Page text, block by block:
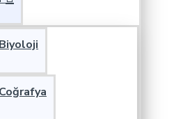
Biyoloji
Coğrafya